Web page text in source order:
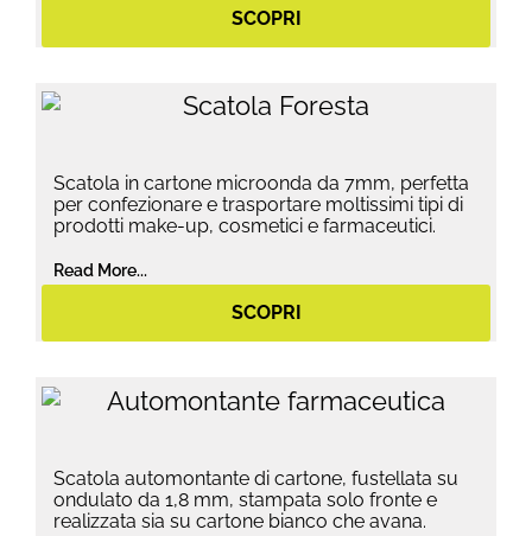
SCOPRI
Scatola in cartone microonda da 7mm, perfetta
per confezionare e trasportare moltissimi tipi di
prodotti make-up, cosmetici e farmaceutici.
Read More...
SCOPRI
Scatola automontante di cartone, fustellata su
ondulato da 1,8 mm, stampata solo fronte e
realizzata sia su cartone bianco che avana.